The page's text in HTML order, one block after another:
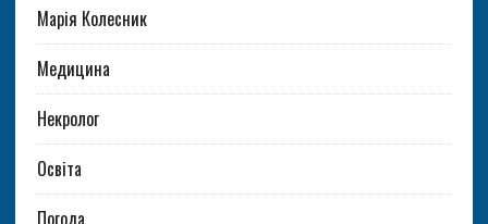
Марія Колесник
Медицина
Некролог
Освіта
Погода